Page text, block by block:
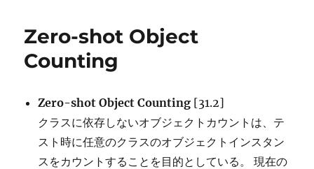
ー
Zero-shot Object
Counting
Zero-shot Object Counting [31.2]
クラスに依存しないオブジェクトカウントは、テ
スト時に任意のクラスのオブジェクトインスタン
スをカウントすることを目的としている。 現在の